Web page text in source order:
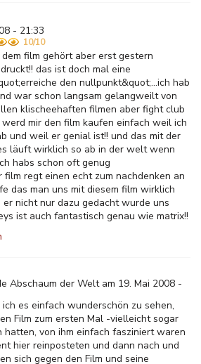
- 21:33
10/10
film gehört aber erst gestern
das ist doch mal eine
den nullpunkt&quot;...ich hab
war schon langsam gelangweilt von
klischeehaften filmen aber fight club
mir den film kaufen einfach weil ich
und weil er genial ist!! und das mit der
läuft wirklich so ab in der welt wenn
habs schon oft genug
film regt einen echt zum nachdenken an
das man uns mit diesem film wirklich
nicht nur dazu gedacht wurde uns
ist auch fantastisch genau wie matrix!!
Abschaum der Welt am 19. Mai 2008 -
es einfach wunderschön zu sehen,
Film zum ersten Mal -vielleicht sogar
hatten, von ihm einfach fasziniert waren
hier reinposteten und dann nach und
sich gegen den Film und seine